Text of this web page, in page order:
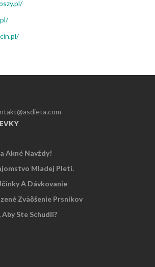
Akné Navždy!
Mladej Pleti.
A Dávkovanie
Zväčšenie Prsníkov
Ste Schudli?